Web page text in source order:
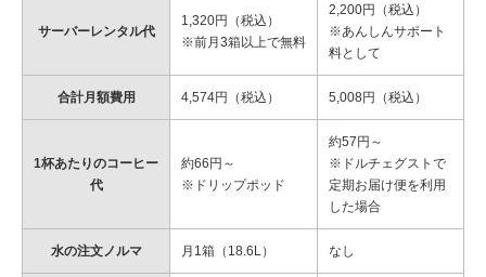
サーバーレンタル代
1,320円（税込）
※前月3箱以上で無料
2,200円（税込）
※あんしんサポート
料として
合計月額費用 4,574円（税込） 5,008円（税込）
1杯あたりのコーヒー
代
約66円～
※ドリップポッド
約57円～
※ドルチェグストで
定期お届け便を利用
した場合
水の注文ノルマ 月1箱（18.6L） なし